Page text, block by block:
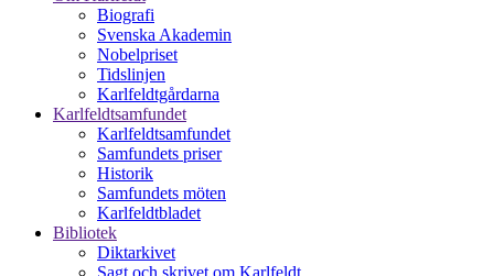
Biografi
Svenska Akademin
Nobelpriset
Tidslinjen
Karlfeldtgårdarna
Karlfeldtsamfundet
Karlfeldtsamfundet
Samfundets priser
Historik
Samfundets möten
Karlfeldtbladet
Bibliotek
Diktarkivet
Sagt och skrivet om Karlfeldt